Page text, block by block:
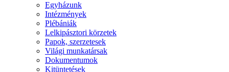
Egyházunk
Intézmények
Plébániák
Lelkipásztori körzetek
Papok, szerzetesek
Világi munkatársak
Dokumentumok
Kitüntetések